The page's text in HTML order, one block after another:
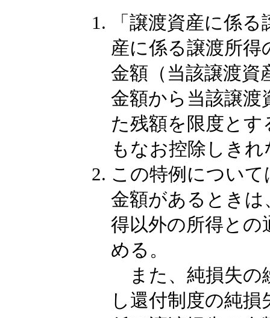
「譲渡資産に係
産に係る譲渡所
金額（当該譲渡資
金額から当該譲渡
た残額を限度と
もなお控除しき
この特例につい
金額があるときは
得以外の所得との
める。
また、純損失の
し還付制度の純